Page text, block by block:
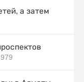
а затем